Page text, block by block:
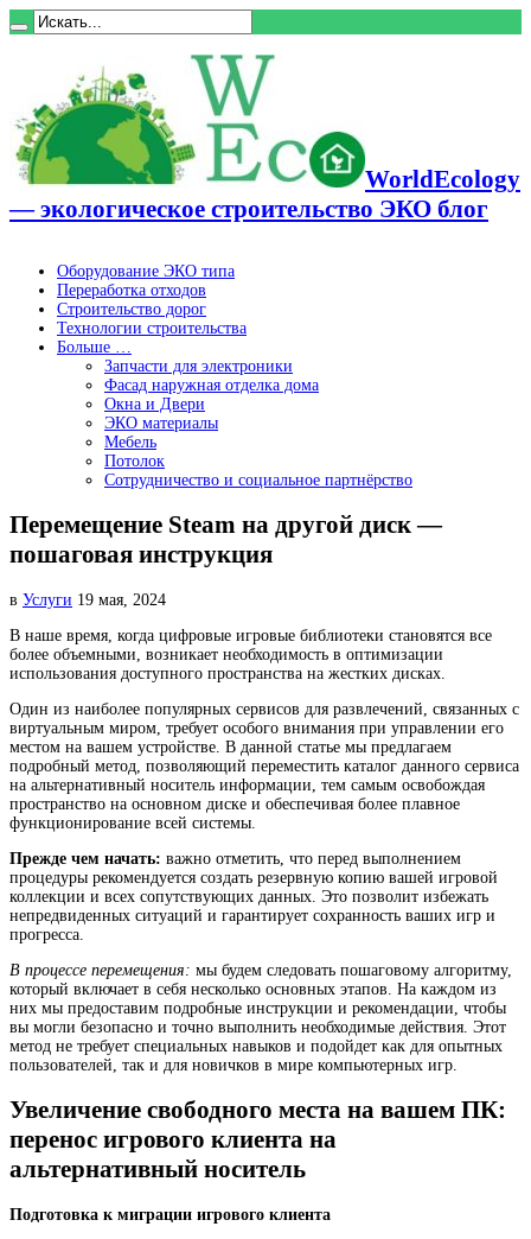
WorldEcology
— экологическое строительство ЭКО блог
Оборудование ЭКО типа
Переработка отходов
Строительство дорог
Технологии строительства
Больше …
Запчасти для электроники
Фасад наружная отделка дома
Окна и Двери
ЭКО материалы
Мебель
Потолок
Сотрудничество и социальное партнёрство
Перемещение Steam на другой диск —
пошаговая инструкция
в Услуги 19 мая, 2024
В наше время, когда цифровые игровые библиотеки становятся все
более объемными, возникает необходимость в оптимизации
использования доступного пространства на жестких дисках.
Один из наиболее популярных сервисов для развлечений, связанных с
виртуальным миром, требует особого внимания при управлении его
местом на вашем устройстве. В данной статье мы предлагаем
подробный метод, позволяющий переместить каталог данного сервиса
на альтернативный носитель информации, тем самым освобождая
пространство на основном диске и обеспечивая более плавное
функционирование всей системы.
Прежде чем начать: важно отметить, что перед выполнением
процедуры рекомендуется создать резервную копию вашей игровой
коллекции и всех сопутствующих данных. Это позволит избежать
непредвиденных ситуаций и гарантирует сохранность ваших игр и
прогресса.
В процессе перемещения: мы будем следовать пошаговому алгоритму,
который включает в себя несколько основных этапов. На каждом из
них мы предоставим подробные инструкции и рекомендации, чтобы
вы могли безопасно и точно выполнить необходимые действия. Этот
метод не требует специальных навыков и подойдет как для опытных
пользователей, так и для новичков в мире компьютерных игр.
Увеличение свободного места на вашем ПК:
перенос игрового клиента на
альтернативный носитель
Подготовка к миграции игрового клиента